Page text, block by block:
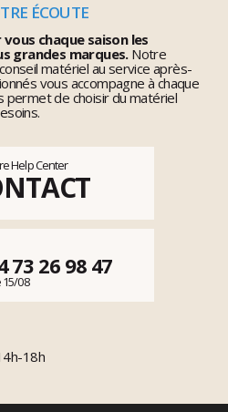
ÉCOUTE
chaque saison les
grandes marques.Notre
matériel au service après-
vous accompagne à chaque
de choisir du matériel
Help Center
73 26 98 47
15/08
18h